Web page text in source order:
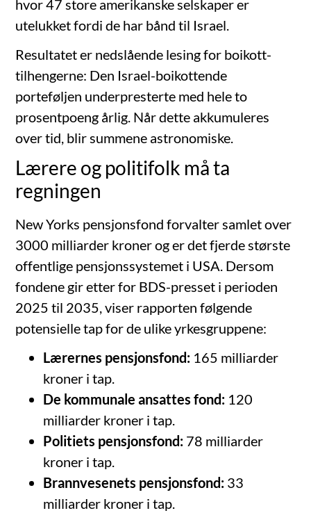
hvor 47 store amerikanske selskaper er
utelukket fordi de har bånd til Israel.
Resultatet er nedslående lesing for boikott-
tilhengerne: Den Israel-boikottende
porteføljen underpresterte med hele to
prosentpoeng årlig. Når dette akkumuleres
over tid, blir summene astronomiske.
Lærere og politifolk må ta
regningen
New Yorks pensjonsfond forvalter samlet over
3000 milliarder kroner og er det fjerde største
offentlige pensjonssystemet i USA. Dersom
fondene gir etter for BDS-presset i perioden
2025 til 2035, viser rapporten følgende
potensielle tap for de ulike yrkesgruppene:
Lærernes pensjonsfond: 165 milliarder
kroner i tap.
De kommunale ansattes fond: 120
milliarder kroner i tap.
Politiets pensjonsfond: 78 milliarder
kroner i tap.
Brannvesenets pensjonsfond: 33
milliarder kroner i tap.